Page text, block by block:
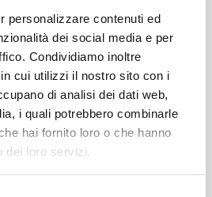
personalizzare contenuti ed
dei social media e per
Condividiamo inoltre
cui utilizzi il nostro sito con i
di analisi dei dati web,
i quali potrebbero combinarle
hai fornito loro o che hanno
dei loro servizi.
posto, il tuo viaggio